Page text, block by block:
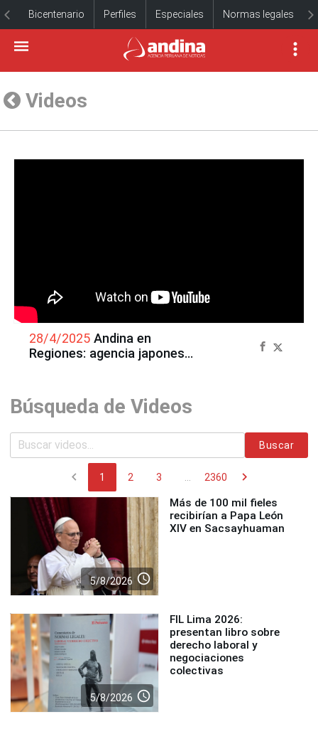
Bicentenario Perfiles Especiales Normas legales
Videos
28/4/2025 Andina en
Regiones: agencia japonesa
Búsqueda de Videos
Buscar
chevron_left 1 2 3 2360 chevron_right
5/8/2026 access_time
Más de 100 mil fieles
recibirían a Papa León
XIV en Sacsayhuaman
5/8/2026 access_time
FIL Lima 2026:
presentan libro sobre
derecho laboral y
negociaciones
colectivas